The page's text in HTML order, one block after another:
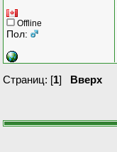
Offline
Пол:
Страниц: [1] Вверх